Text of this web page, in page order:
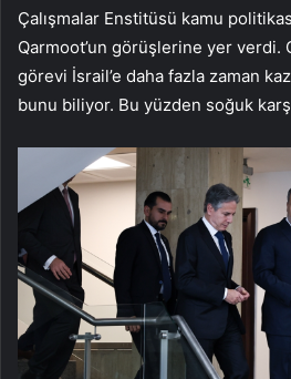
Çalışmalar Enstitüsü kamu
Qarmoot’un görüşlerine yer verdi.
görevi İsrail’e daha fazla zaman
bunu biliyor. Bu yüzden soğuk